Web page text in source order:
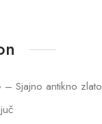
– Sjajno antikno zlato